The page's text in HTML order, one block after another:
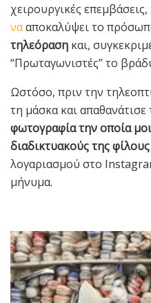
χειρουργικές επεμβάσεις,
νααποκαλύψει το
τηλεόραση και,
“Πρωταγωνιστές” το
Ωστόσο, πριν την
τη μάσκα και
φωτογραφία την οποία
διαδικτυακούς της φίλους
λογαριασμού στο
μήνυμα.